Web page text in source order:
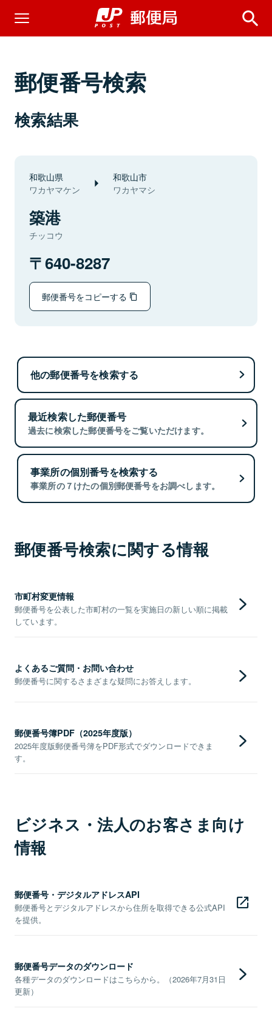
郵便番号検索
検索結果
和歌山県
ワカヤマケン
和歌山市
ワカヤマシ
築港
チッコウ
640-8287
郵便番号をコピーする
他の郵便番号を検索する
最近検索した郵便番号
過去に検索した郵便番号をご覧いただけます。
事業所の個別番号を検索する
事業所の７けたの個別郵便番号をお調べします。
郵便番号検索に関する情報
市町村変更情報
郵便番号を公表した市町村の一覧を実施日の新しい順に掲載
しています。
よくあるご質問・お問い合わせ
郵便番号に関するさまざまな疑問にお答えします。
郵便番号簿PDF（2025年度版）
2025年度版郵便番号簿をPDF形式でダウンロードできま
す。
ビジネス・法人のお客さま向け
情報
郵便番号・デジタルアドレスAPI
郵便番号とデジタルアドレスから住所を取得できる公式API
を提供。
郵便番号データのダウンロード
各種データのダウンロードはこちらから。（2026年7月31日
更新）